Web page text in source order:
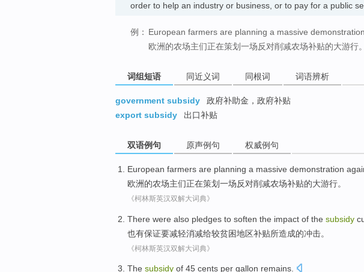
order to help an industry or business, or to pay for a public
例： European farmers are planning a massive
欧洲的农场主们正在策划一场反对削减农场补贴的大游行。
词组短语 同近义词 同根词 词语辨析
government subsidy
政府补助金，政府补贴
export subsidy
出口补贴
双语例句 原声例句 权威例句
European farmers are planning a massive demonstration
欧洲的农场主们正在策划一场反对削减农场补贴的大游行。
《柯林斯英汉双解大词典》
There were also pledges to soften the impact of the subsidy
也有保证要减轻消减给较贫困地区补贴所造成的冲击。
《柯林斯英汉双解大词典》
The subsidy of 45 cents per gallon remains.